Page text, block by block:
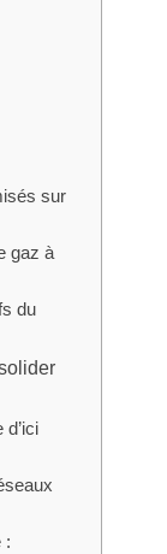
sur
gaz à
du
: